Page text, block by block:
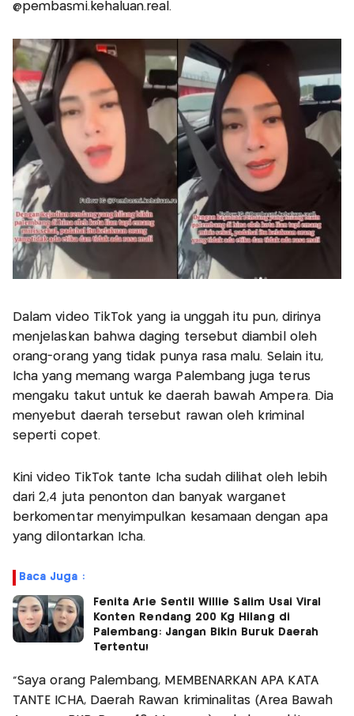
@pembasmi.kehaluan.real.
Dalam video TikTok yang ia unggah itu pun, dirinya
menjelaskan bahwa daging tersebut diambil oleh
orang-orang yang tidak punya rasa malu. Selain itu,
Icha yang memang warga Palembang juga terus
mengaku takut untuk ke daerah bawah Ampera. Dia
menyebut daerah tersebut rawan oleh kriminal
seperti copet.
Kini video TikTok tante Icha sudah dilihat oleh lebih
dari 2,4 juta penonton dan banyak warganet
berkomentar menyimpulkan kesamaan dengan apa
yang dilontarkan Icha.
Baca Juga :
Fenita Arie Sentil Willie Salim Usai Viral
Konten Rendang 200 Kg Hilang di
Palembang: Jangan Bikin Buruk Daerah
Tertentu!
“Saya orang Palembang, MEMBENARKAN APA KATA
TANTE ICHA, Daerah Rawan kriminalitas (Area Bawah